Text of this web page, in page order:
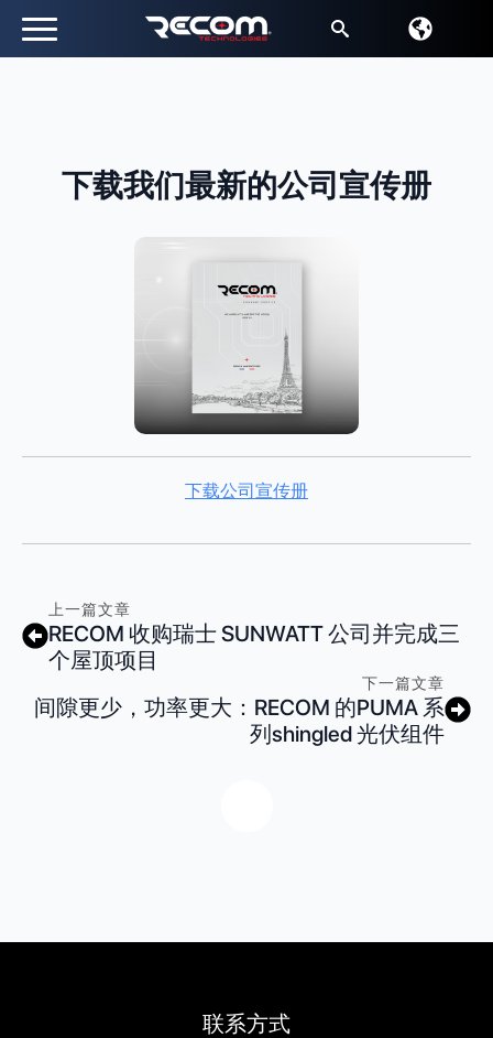
下载我们最新的公司宣传册
下载公司宣传册
上一篇文章
RECOM 收购瑞士 SUNWATT 公司并完成三
个屋顶项目
下一篇文章
间隙更少，功率更大：RECOM 的PUMA 系
列shingled 光伏组件
联系方式